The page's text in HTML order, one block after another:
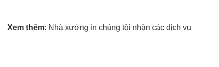
Xem thêm: Nhà xưởng in chúng tôi nhận các dịch vụ